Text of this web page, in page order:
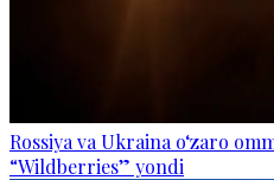
Rossiya va Ukraina o‘zaro
“Wildberries” yondi